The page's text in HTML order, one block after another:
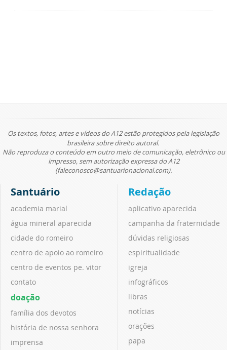
Os textos, fotos, artes e vídeos do A12 estão protegidos pela legislação
brasileira sobre direito autoral.
Não reproduza o conteúdo em outro meio de comunicação, eletrônico ou
impresso, sem autorização expressa do A12
(faleconosco@santuarionacional.com).
Santuário
academia marial
água mineral aparecida
cidade do romeiro
centro de apoio ao romeiro
centro de eventos pe. vitor
contato
doação
família dos devotos
história de nossa senhora
imprensa
Redação
aplicativo aparecida
campanha da fraternidade
dúvidas religiosas
espiritualidade
igreja
infográficos
libras
notícias
orações
papa